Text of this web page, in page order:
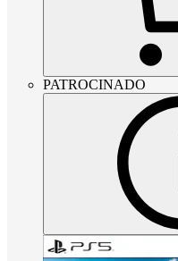
PATROCINADO